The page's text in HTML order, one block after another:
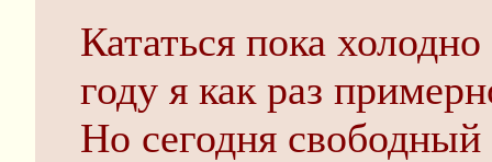
Кататься пока
году я как раз
Но сегодня